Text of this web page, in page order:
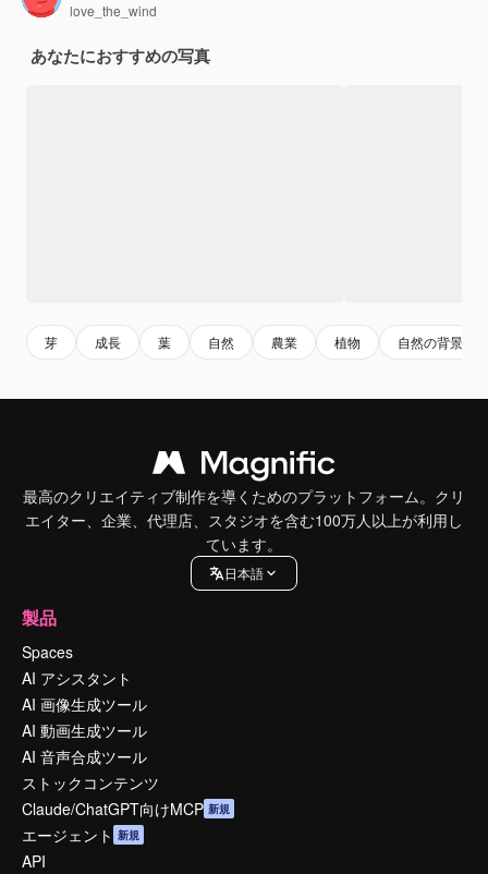
love_the_wind
あなたにおすすめの写真
芽 成長 葉 自然 農業 植物 自然の背景
最高のクリエイティブ制作を導くためのプラットフォーム。クリ
エイター、企業、代理店、スタジオを含む100万人以上が利用し
ています。
日本語
製品
Spaces
AI アシスタント
AI 画像生成ツール
AI 動画生成ツール
AI 音声合成ツール
ストックコンテンツ
Claude/ChatGPT向けMCP 新規
エージェント 新規
API